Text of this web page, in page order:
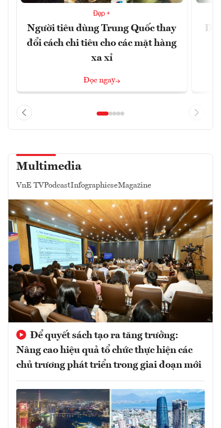
Đẹp +
Người tiêu dùng Trung Quốc thay
đổi cách chi tiêu cho các mặt hàng
xa xỉ
Đọc ngay
Du
Multimedia
VnE TVPodcastInfographicseMagazine
Để quyết sách tạo ra tăng trưởng:
Nâng cao hiệu quả tổ chức thực hiện các
chủ trương phát triển trong giai đoạn mới